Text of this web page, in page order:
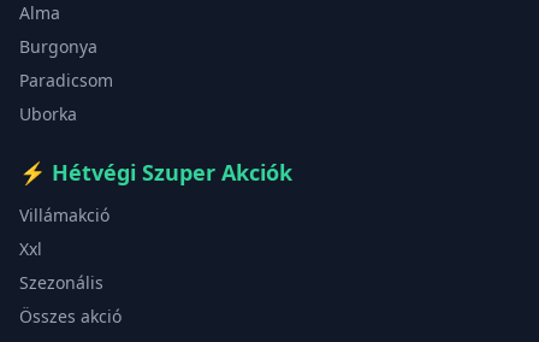
Alma
Burgonya
Paradicsom
Uborka
⚡ Hétvégi Szuper Akciók
Villámakció
Xxl
Szezonális
Összes akció